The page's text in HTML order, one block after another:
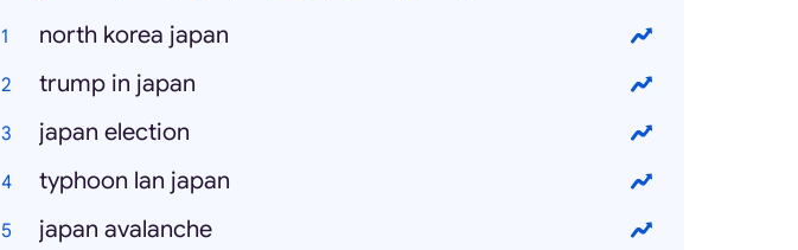
north korea japan
trump in japan
japan election
typhoon lan japan
japan avalanche